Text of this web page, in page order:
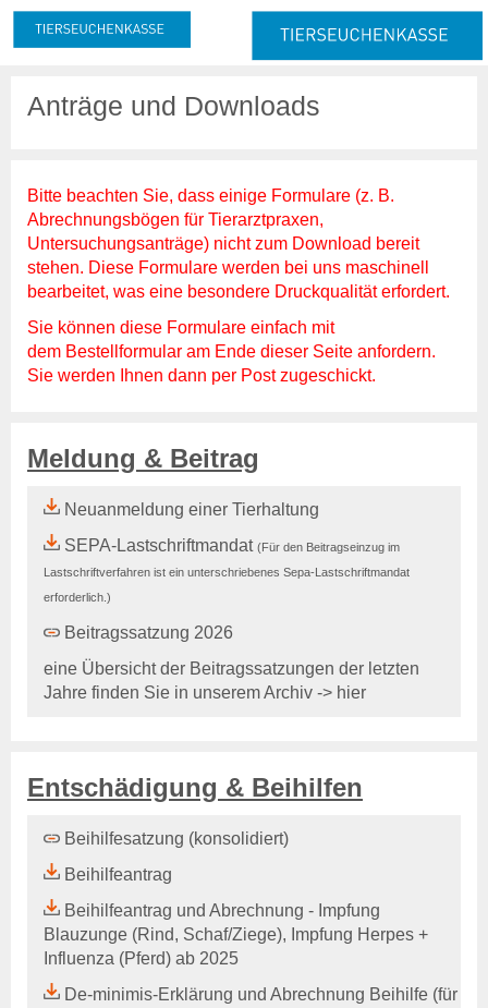
Meldung & Beitrag
Neuanmeldung
Abmeldung
Beitrag
Beitragserhebung
Beitragsrechner
Beitragszahlung
Login
Rechtsgrundlagen
Veranstaltungen
Anträge und Downloads
Entschädigung - Allgemein
Entschädigung -
Entschädigung - Höhe
gelistete Tierseuchen
Beihilfe - Allgemein
Beihilfe - Verfahren
Tierkörperbeseitung
Anträge und Downloads
Bitte beachten Sie, dass einige Formulare (z. B.
Abrechnungsbögen für Tierarztpraxen,
Untersuchungsanträge) nicht zum Download bereit
stehen. Diese Formulare werden bei uns maschinell
bearbeitet, was eine besondere Druckqualität erfordert.
Sie können diese Formulare einfach mit
dem Bestellformular am Ende dieser Seite anfordern.
Sie werden Ihnen dann per Post zugeschickt.
Meldung & Beitrag
Neuanmeldung einer Tierhaltung
SEPA-Lastschriftmandat (Für den Beitragseinzug im
Lastschriftverfahren ist ein unterschriebenes Sepa-Lastschriftmandat
erforderlich.)
Beitragssatzung 2026
eine Übersicht der Beitragssatzungen der letzten
Jahre finden Sie in unseremArchiv -> hier
Entschädigung & Beihilfen
Beihilfesatzung (konsolidiert)
Beihilfeantrag
Beihilfeantrag und Abrechnung - Impfung
Blauzunge (Rind, Schaf/Ziege), Impfung Herpes +
Influenza (Pferd) ab 2025
De-minimis-Erklärung und Abrechnung Beihilfe (für